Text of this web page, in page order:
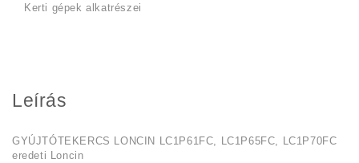
Kerti gépek alkatrészei
Leírás
GYÚJTÓTEKERCS LONCIN LC1P61FC, LC1P65FC, LC1P70FC
eredeti Loncin